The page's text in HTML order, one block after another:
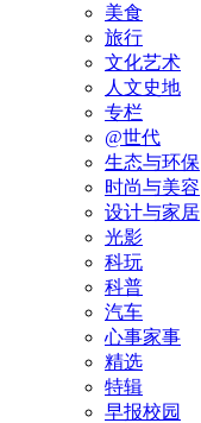
美食
旅行
文化艺术
人文史地
专栏
@世代
生态与环保
时尚与美容
设计与家居
光影
科玩
科普
汽车
心事家事
精选
特辑
早报校园